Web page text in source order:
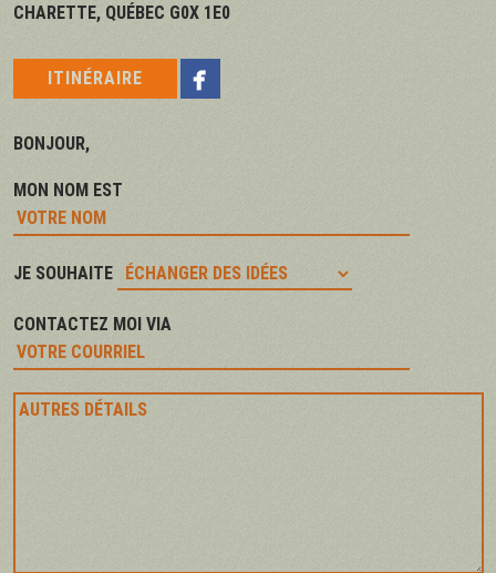
CHARETTE, QUÉBEC G0X 1E0
ITINÉRAIRE 
BONJOUR,
MON NOM EST
JE SOUHAITE
CONTACTEZ MOI VIA